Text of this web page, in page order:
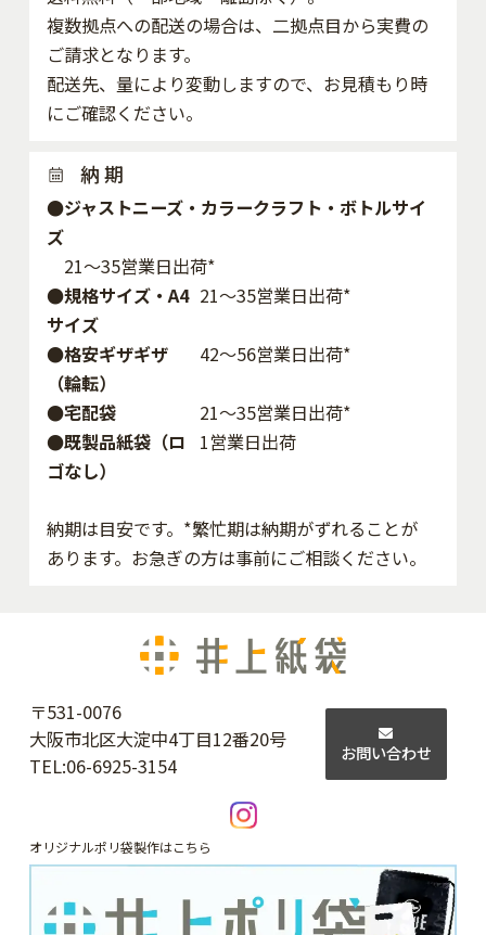
複数拠点への配送の場合は、二拠点目から実費の
ご請求となります。
配送先、量により変動しますので、お見積もり時
にご確認ください。
納 期
●ジャストニーズ・カラークラフト・ボトルサイ
ズ
21～35営業日出荷*
●規格サイズ・A4
サイズ
21～35営業日出荷*
●格安ギザギザ
（輪転）
42〜56営業日出荷*
●宅配袋
21～35営業日出荷*
●既製品紙袋（ロ
ゴなし）
1営業日出荷
納期は目安です。*繁忙期は納期がずれることが
あります。お急ぎの方は事前にご相談ください。
〒531-0076
大阪市北区大淀中4丁目12番20号
TEL:06-6925-3154
お問い合わせ
オリジナルポリ袋製作はこちら